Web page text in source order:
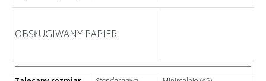
OBSŁUGIWANY PAPIER